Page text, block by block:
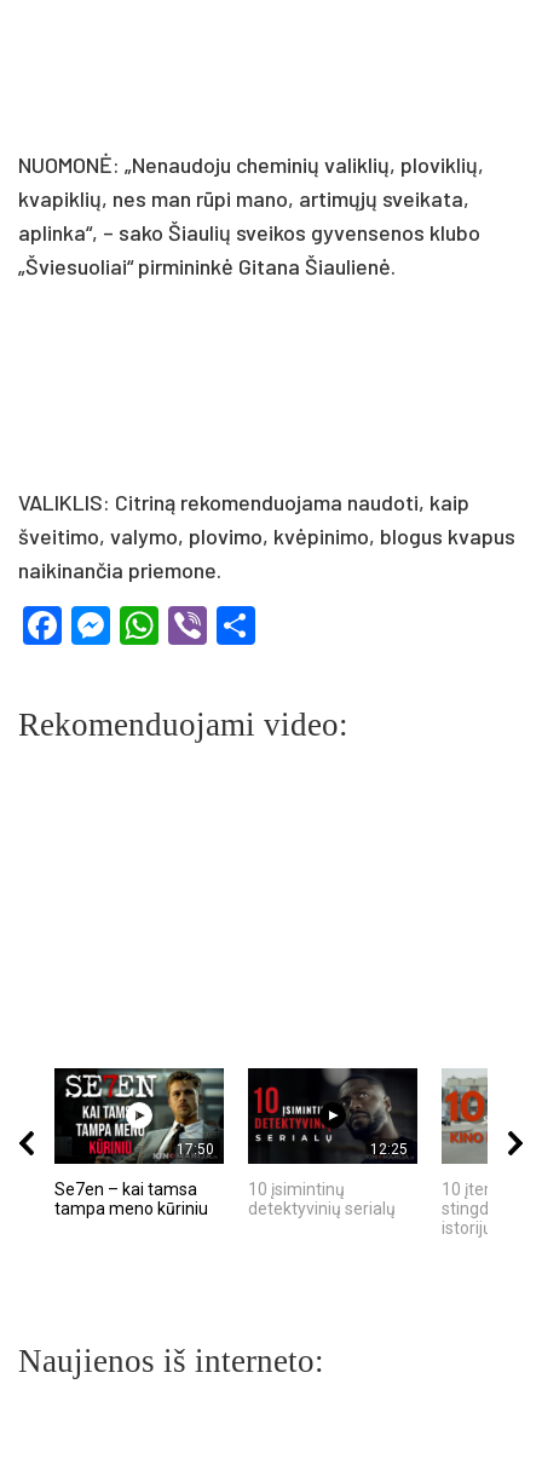
NUOMONĖ: „Nenaudoju cheminių valiklių, ploviklių,
kvapiklių, nes man rūpi mano, artimųjų sveikata,
aplinka“, – sako Šiaulių sveikos gyvensenos klubo
„Šviesuoliai“ pirmininkė Gitana Šiaulienė.
VALIKLIS: Citriną rekomenduojama naudoti, kaip
šveitimo, valymo, plovimo, kvėpinimo, blogus kvapus
naikinančia priemone.
Facebook
Messenger
WhatsApp
Viber
Rekomenduojami video:
17:50
Se7en – kai tamsa
tampa meno kūriniu
12:25
10 įsimintinų
detektyvinių serialų
10 įtemptų,
stingdančių
istorijų
Naujienos iš interneto: